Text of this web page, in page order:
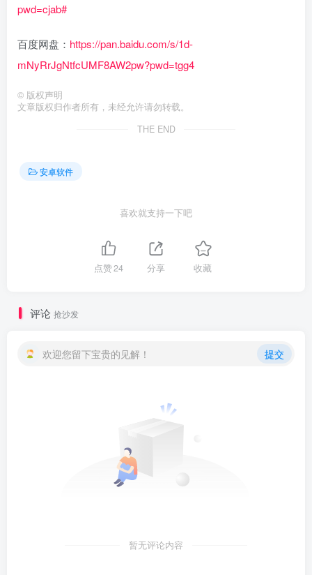
pwd=cjab#
百度网盘： https://pan.baidu.com/s/1d-
mNyRrJgNtfcUMF8AW2pw?pwd=tgg4
© 版权声明
文章版权归作者所有，未经允许请勿转载。
THE END
安卓软件
喜欢就支持一下吧
点赞24 分享 收藏
评论 抢沙发
欢迎您留下宝贵的见解！ 提交
暂无评论内容